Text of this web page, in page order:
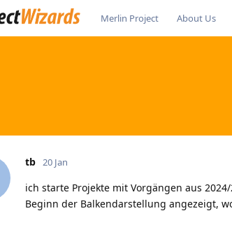
Merlin Project About Us
tb 20 Jan
ich starte Projekte mit Vorgängen aus
Beginn der Balkendarstellung angezeigt,